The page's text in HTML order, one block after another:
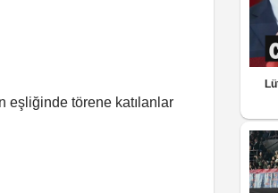
eşliğinde törene katılanlar